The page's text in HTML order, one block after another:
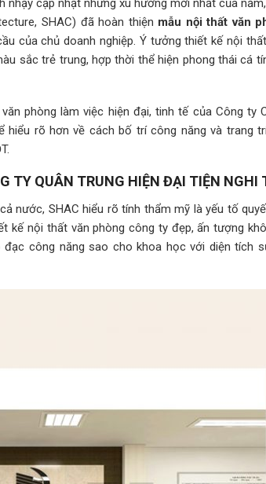
cập nhật những xu hướng mới nhất của
SHAC) đã hoàn thiện mẫu nội thất văn
của chủ doanh nghiệp. Ý tưởng thiết kế nội
sắc trẻ trung, hợp thời thể hiện phong thái cá
phòng làm việc hiện đại, tinh tế của Công ty
hiểu rõ hơn về cách bố trí công năng và trang
TY QUÂN TRUNG HIỆN ĐẠI TIỆN NGHI
nước, SHAC hiểu rõ tính thẩm mỹ là yếu tố
kế nội thất văn phòng công ty đẹp, ấn tượng
công năng sao cho khoa học với diện tích